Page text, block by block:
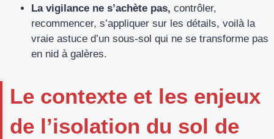
La vigilance ne s’achète pas, contrôler,
recommencer, s’appliquer sur les détails, voilà la
vraie astuce d’un sous-sol qui ne se transforme pas
en nid à galères.
Le contexte et les enjeux
de l’isolation du sol de